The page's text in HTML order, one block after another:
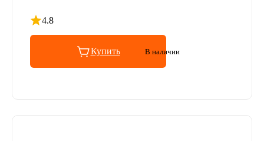
4.8
Рейтинг 4.8 из 5
Купить В наличии